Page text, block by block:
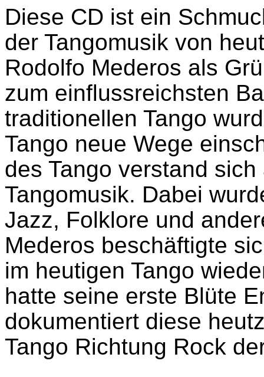
Diese CD ist ein
der Tangomusik von
Rodolfo Mederos als
zum einflussreichsten
traditionellen Tango
Tango neue Wege
des Tango verstand
Tangomusik. Dabei
Jazz, Folklore und
Mederos beschäftigte
im heutigen Tango
hatte seine erste Blüte
dokumentiert diese
Tango Richtung Rock